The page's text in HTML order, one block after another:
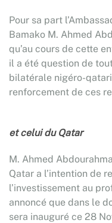
Pour sa part
Bamako M. Ahmed
qu’au cours de cette
il a été question de
bilatérale nigéro-
renforcement de ces
et celui du Qatar
M. Ahmed
Qatar a l’intention de
l’investissement au
annoncé que dans le
sera inauguré ce 28